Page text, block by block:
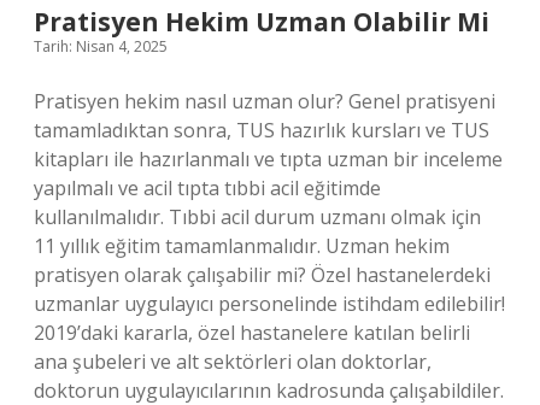
Pratisyen Hekim Uzman Olabilir Mi
Tarih: Nisan 4, 2025
Pratisyen hekim nasıl uzman olur? Genel pratisyeni
tamamladıktan sonra, TUS hazırlık kursları ve TUS
kitapları ile hazırlanmalı ve tıpta uzman bir inceleme
yapılmalı ve acil tıpta tıbbi acil eğitimde
kullanılmalıdır. Tıbbi acil durum uzmanı olmak için
11 yıllık eğitim tamamlanmalıdır. Uzman hekim
pratisyen olarak çalışabilir mi? Özel hastanelerdeki
uzmanlar uygulayıcı personelinde istihdam edilebilir!
2019’daki kararla, özel hastanelere katılan belirli
ana şubeleri ve alt sektörleri olan doktorlar,
doktorun uygulayıcılarının kadrosunda çalışabildiler.